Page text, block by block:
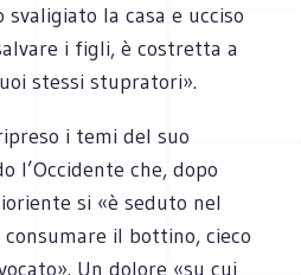
la casa e ucciso
i figli, è costretta a
stessi stupratori».
i temi del suo
l’Occidente che, dopo
si «è seduto nel
il bottino, cieco
Un dolore «su cui